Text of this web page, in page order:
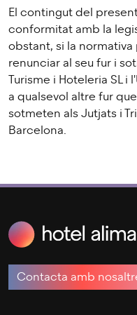
El contingut del
conformitat amb la
obstant, si la
renunciar al seu fur i
Turisme i Hoteleria SL i
a qualsevol altre fur
sotmeten als Jutjats i
Barcelona.
Contacta amb